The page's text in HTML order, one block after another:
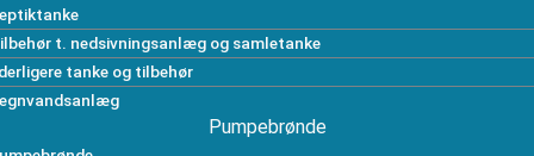
t. nedsivningsanlæg og samletanke
tanke og tilbehør
Pumpebrønde